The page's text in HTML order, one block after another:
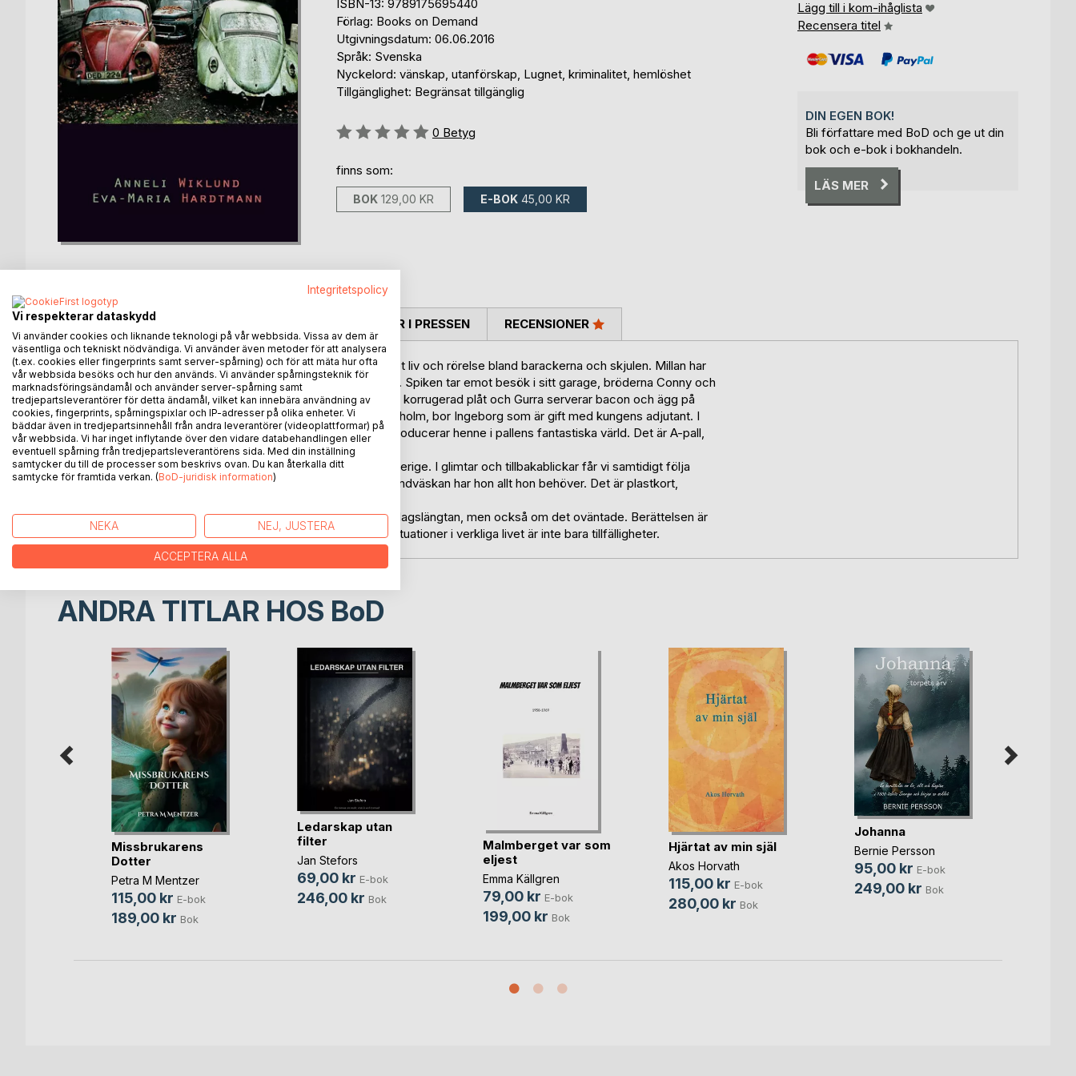
ISBN-13: 9789175695440
Förlag: Books on Demand
Utgivningsdatum: 06.06.2016
Språk: Svenska
Nyckelord: vänskap, utanförskap, Lugnet, kriminalitet, hemlöshet
Tillgänglighet: Begränsat tillgänglig
Betyg::
0 Betyg
finns som:
BOK 129,00 KR E-BOK 45,00 KR
Lägg till i kom-ihåglista
Recensera titel
DIN EGEN BOK!
Bli författare med BoD och ge ut din
bok och e-bok i bokhandeln.
LÄS MER
BESKRIVNING
Året är 1994. Lugnet ska snart rivas, men fortfarande är det liv och rörelse bland barackerna och skjulen. Millan har
hittat den perfekta husvagnen och ska äntligen få ett hem. Spiken tar emot besök i sitt garage, bröderna Conny och
Bernt bor fortfarande kvar i labyrinten av små huskroppar i korrugerad plåt och Gurra serverar bacon och ägg på
kredit hos Lugnets Mat. På Söder, i en annan del av Stockholm, bor Ingeborg som är gift med kungens adjutant. I
jakten på kusinens katt hamnar hon i Lugnet, där Millan introducerar henne i pallens fantastiska värld. Det är A-pall,
B-pall, rep-pall och pallkragar.
Tillsammans ger sig Ingeborg och Millan ut på en resa i Sverige. I glimtar och tillbakablickar får vi samtidigt följa
Millan på sin eviga vandring genom Stockholms gator. I handväskan har hon allt hon behöver. Det är plastkort,
Vårpall är en berättelse om utanförskap, vänskap och vardagslängtan, men också om det oväntade. Berättelsen är
fiktiv, men vissa överensstämmelser med personer och situationer i verkliga livet är inte bara tillfälligheter.
KOMMENTARER I PRESSEN RECENSIONER
ANDRA TITLAR HOS BoD
Missbrukarens
Dotter
Petra M Mentzer
115,00 kr E-bok
189,00 kr Bok
Ledarskap utan
filter
Jan Stefors
69,00 kr E-bok
246,00 kr Bok
Malmberget var som
eljest
Emma Källgren
79,00 kr E-bok
199,00 kr Bok
Hjärtat av min själ
Akos Horvath
115,00 kr E-bok
280,00 kr Bok
Johanna
Bernie Persson
95,00 kr E-bok
249,00 kr Bok
Integritetspolicy
Vi respekterar dataskydd
Vi använder cookies och liknande teknologi på vår webbsida. Vissa av dem är
väsentliga och tekniskt nödvändiga. Vi använder även metoder för att analysera
(t.ex. cookies eller fingerprints samt server-spårning) och för att mäta hur ofta
vår webbsida besöks och hur den används. Vi använder spårningsteknik för
marknadsföringsändamål och använder server-spårning samt
tredjepartsleverantörer för detta ändamål, vilket kan innebära användning av
cookies, fingerprints, spårningspixlar och IP-adresser på olika enheter. Vi
bäddar även in tredjepartsinnehåll från andra leverantörer (videoplattformar) på
vår webbsida. Vi har inget inflytande över den vidare databehandlingen eller
eventuell spårning från tredjepartsleverantörens sida. Med din inställning
samtycker du till de processer som beskrivs ovan. Du kan återkalla ditt
samtycke för framtida verkan. (BoD-juridisk information)
NEKA NEJ, JUSTERA
ACCEPTERA ALLA